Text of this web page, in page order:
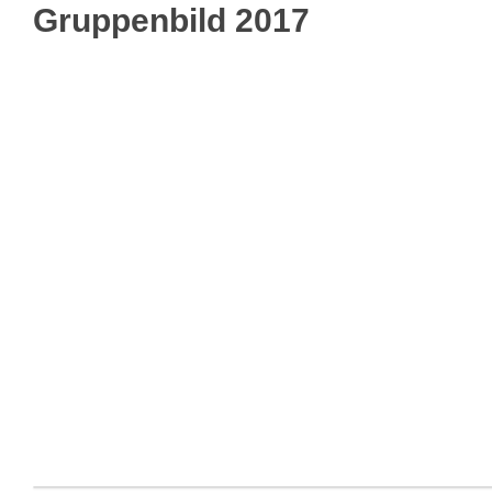
Gruppenbild 2017